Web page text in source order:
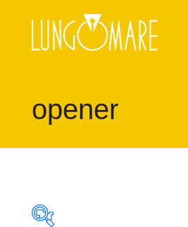
opener